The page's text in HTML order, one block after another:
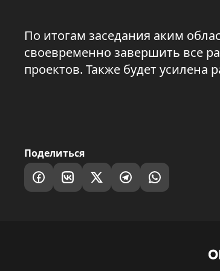
По итогам заседания аким
своевременно завершить все
проектов. Также будет усилена
Поделиться